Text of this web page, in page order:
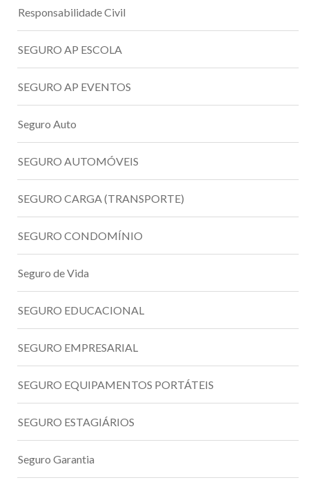
Responsabilidade Civil
SEGURO AP ESCOLA
SEGURO AP EVENTOS
Seguro Auto
SEGURO AUTOMÓVEIS
SEGURO CARGA (TRANSPORTE)
SEGURO CONDOMÍNIO
Seguro de Vida
SEGURO EDUCACIONAL
SEGURO EMPRESARIAL
SEGURO EQUIPAMENTOS PORTÁTEIS
SEGURO ESTAGIÁRIOS
Seguro Garantia